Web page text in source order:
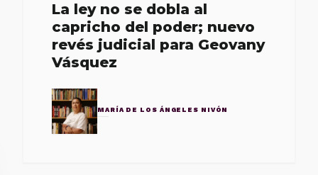
La ley no se dobla al
capricho del poder; nuevo
revés judicial para Geovany
Vásquez
MARÍA DE LOS ÁNGELES NIVÓN